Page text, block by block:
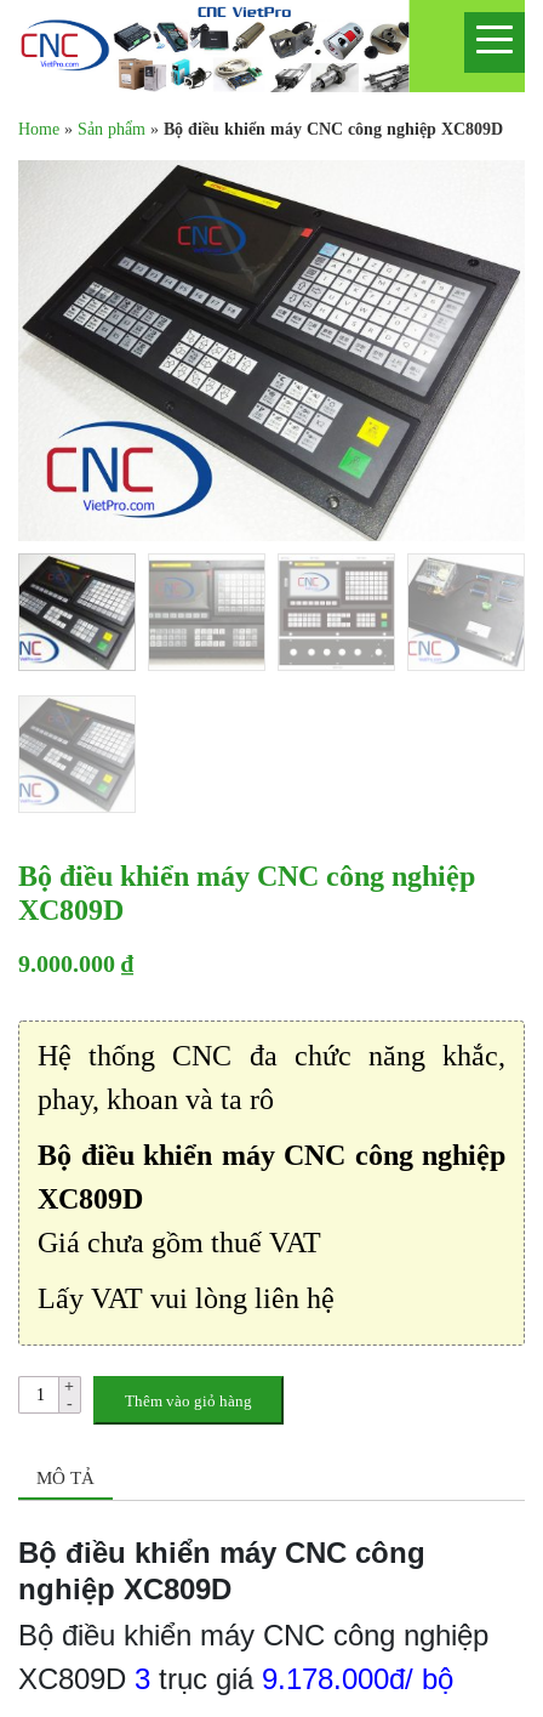
Home » Sản phẩm » Bộ điều khiển máy CNC công nghiệp XC809D
Bộ điều khiển máy CNC công nghiệp
XC809D
9.000.000 ₫
Hệ thống CNC đa chức năng khắc,
phay, khoan và ta rô
Bộ điều khiển máy CNC công nghiệp
XC809D
Giá chưa gồm thuế VAT
Lấy VAT vui lòng liên hệ
Thêm vào giỏ hàng
MÔ TẢ
Bộ điều khiển máy CNC công
nghiệp XC809D
Bộ điều khiển máy CNC công nghiệp
XC809D 3 trục giá 9.178.000đ/ bộ